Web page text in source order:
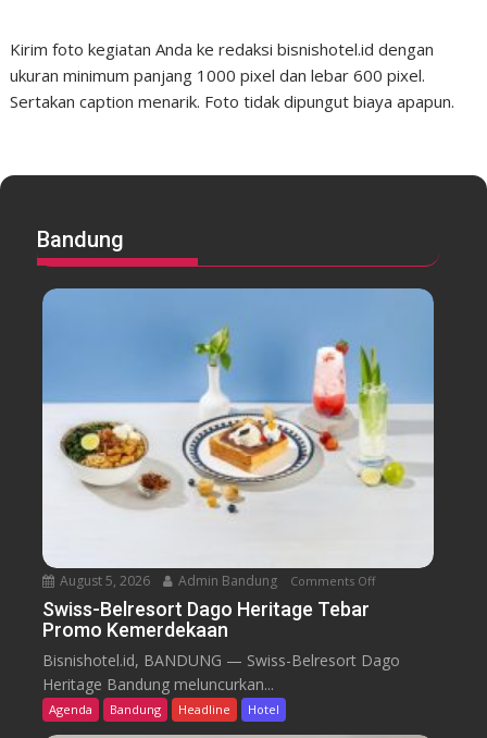
Kirim foto kegiatan Anda ke redaksi bisnishotel.id dengan
ukuran minimum panjang 1000 pixel dan lebar 600 pixel.
Sertakan caption menarik. Foto tidak dipungut biaya apapun.
Bandung
August 5, 2026 Admin Bandung Comments Offo
Swiss-Belresort Dago Heritage Tebar
Promo Kemerdekaan
Bisnishotel.id, BANDUNG — Swiss-Belresort Dago
Heritage Bandung meluncurkan...
Agenda Bandung Headline Hotel